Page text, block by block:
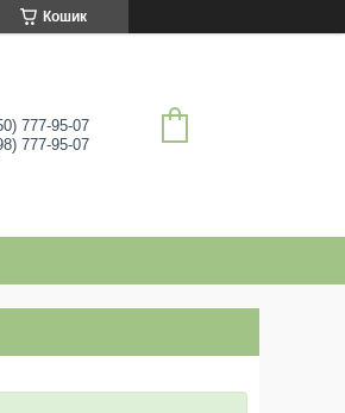
Кошик
777-95-07
777-95-07